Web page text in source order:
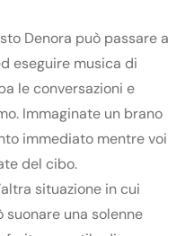
Denora può passare a
eseguire musica di
le conversazioni e
Immaginate un brano
immediato mentre voi
del cibo.
situazione in cui
suonare una solenne